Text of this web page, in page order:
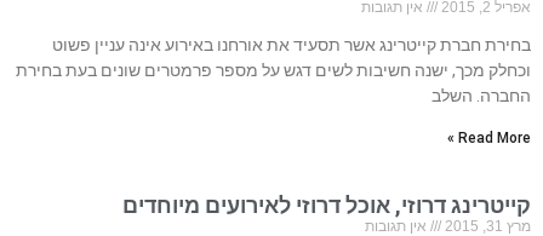
אפריל 2, 2015 אין תגובות
בחירת חברת קייטרינג אשר תסעיד את אורחנו באירוע אינה עניין פשוט
וכחלק מכך, ישנה חשיבות לשים דגש על מספר פרמטרים שונים בעת בחירת
החברה. השלב
Read More »
קייטרינג דרוזי, אוכל דרוזי לאירועים מיוחדים
מרץ 31, 2015 אין תגובות